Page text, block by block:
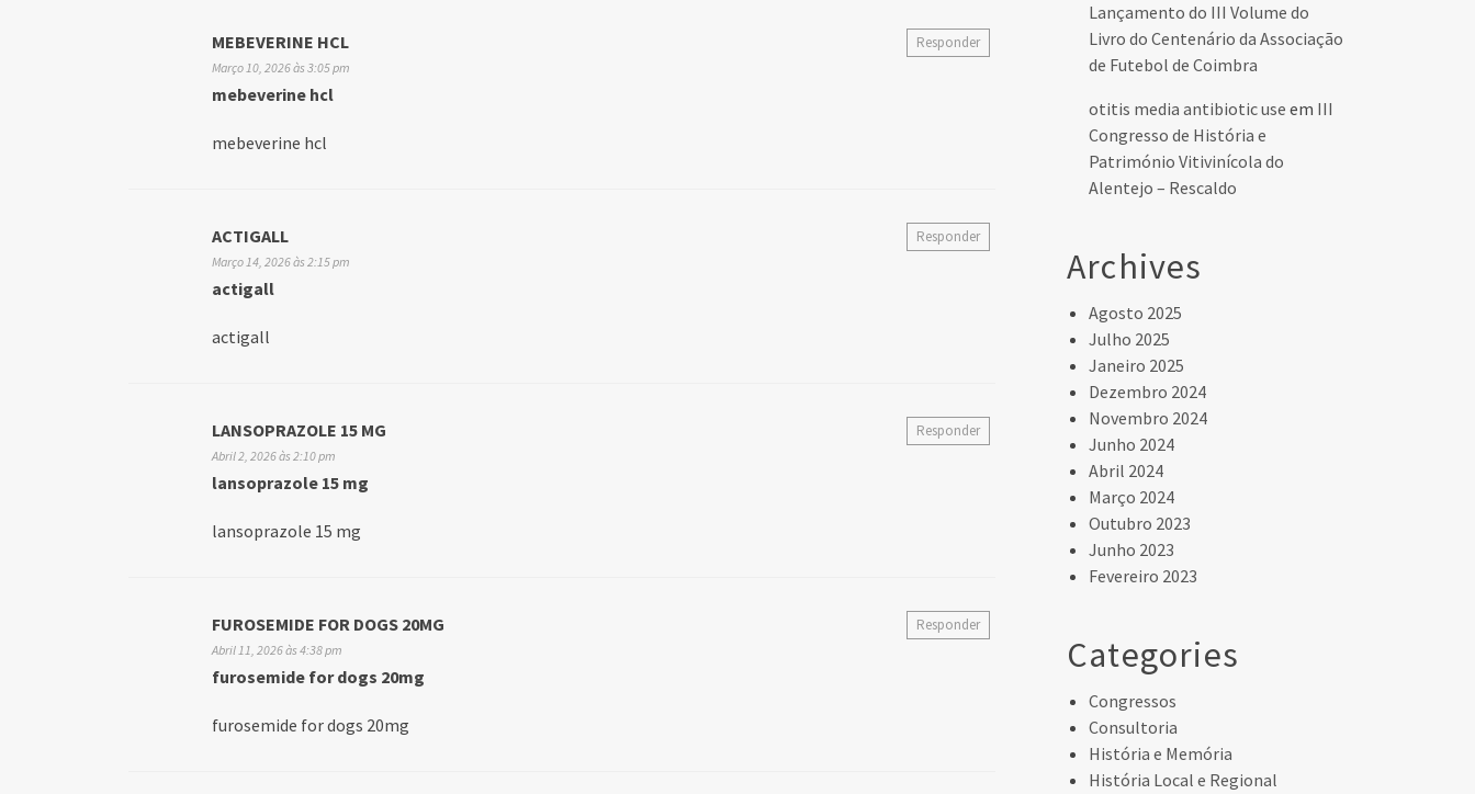
MEBEVERINE HCL
Março 10, 2026 às 3:05 pm
mebeverine hcl
mebeverine hcl
Responder
ACTIGALL
Março 14, 2026 às 2:15 pm
actigall
actigall
Responder
LANSOPRAZOLE 15 MG
Abril 2, 2026 às 2:10 pm
lansoprazole 15 mg
lansoprazole 15 mg
Responder
FUROSEMIDE FOR DOGS 20MG
Abril 11, 2026 às 4:38 pm
furosemide for dogs 20mg
furosemide for dogs 20mg
Responder
Lançamento do III Volume do
Livro do Centenário da Associação
de Futebol de Coimbra
otitis media antibiotic use em III
Congresso de História e
Património Vitivinícola do
Alentejo – Rescaldo
Archives
Agosto 2025
Julho 2025
Janeiro 2025
Dezembro 2024
Novembro 2024
Junho 2024
Abril 2024
Março 2024
Outubro 2023
Junho 2023
Fevereiro 2023
Categories
Congressos
Consultoria
História e Memória
História Local e Regional